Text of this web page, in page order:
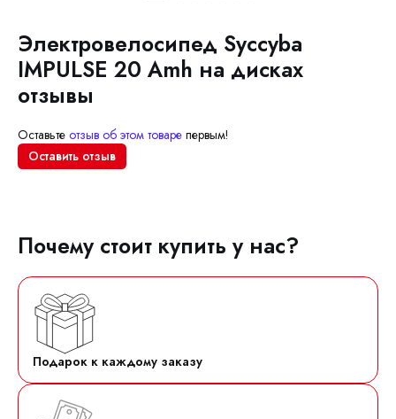
Электровелосипед Syccyba
IMPULSE 20 Amh на дисках
отзывы
Оставьте отзыв об этом товаре первым!
Оставить отзыв
Почему стоит купить у нас?
Подарок к каждому заказу